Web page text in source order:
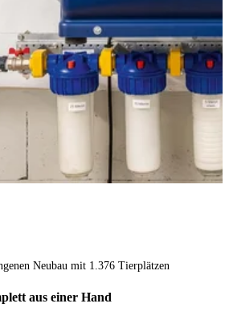
Neubau mit 1.376 Tierplätzen
aus einer Hand